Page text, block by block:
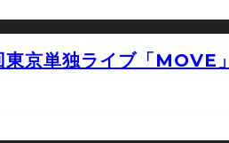
東京単独ライブ「MOVE」